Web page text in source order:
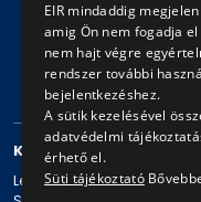
©
Impresszum Jogi
Adatvédelmi politika
KAPCSOLAT
Levelezési cím: 1980
EIR mindaddig
amig Ön nem fogadja
nem hajt végre
rendszer további
bejelentkezéshez.
A sütik kezelésével
adatvédelmi
érhető el.
Süti tájékoztató